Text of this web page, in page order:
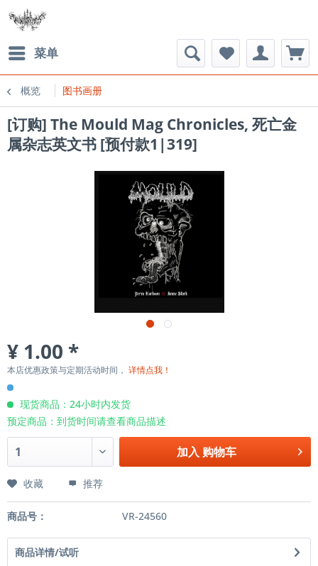
菜单
概览 图书画册
[订购] The Mould Mag Chronicles, 死亡金
属杂志英文书 [预付款1|319]
¥ 1.00 *
本店优惠政策与定期活动时间， 详情点我！
现货商品：24小时内发货
预定商品：到货时间请查看商品描述
加入 购物车
收藏 推荐
商品号： VR-24560
商品详情/试听